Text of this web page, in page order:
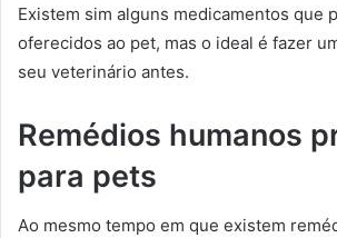
Existem sim alguns medicamentos que
oferecidos ao pet, mas o ideal é fazer
seu veterinário antes.
Remédios humanos
para pets
Ao mesmo tempo em que existem